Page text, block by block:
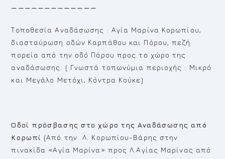
—————————————
Τοποθεσία Αναδάσωσης : Αγία Μαρίνα Κορωπίου,
διασταύρωση οδών Καρπάθου και Πόρου, πεζή
πορεία από την οδό Πόρου προς το χώρο της
αναδάσωσης. ( Γνωστά τοπωνύμια περιοχής : Μικρό
και Μεγάλο Μετόχι, Κόντρα Κούκε)
Οδοί πρόσβασης στο χώρο της Αναδάσωσης από
Κορωπί (Από την Λ. Κορωπίου-Βάρης στην
πινακίδα «Αγία Μαρίνα» προς Λ.Αγίας Μαρίνας από